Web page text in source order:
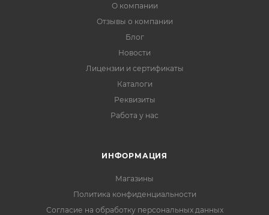
О компании
Отзывы о компании
Блог
Новости
Лицензии и сертификаты
Каталоги
Реквизиты
Работа у нас
ИНФОРМАЦИЯ
Магазины
Политика конфиденциальности
Согласие на обработку персональных данных